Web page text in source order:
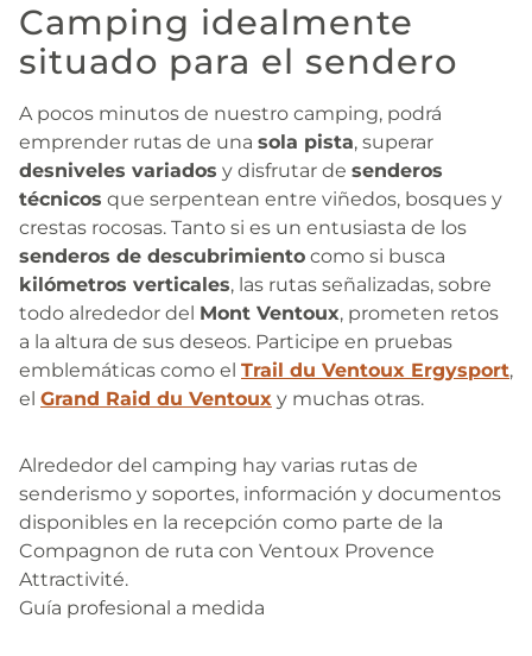
Camping idealmente
situado para el sendero
A pocos minutos de nuestro camping, podrá
emprender rutas de una sola pista, superar
desniveles variados y disfrutar de senderos
técnicos que serpentean entre viñedos, bosques y
crestas rocosas. Tanto si es un entusiasta de los
senderos de descubrimiento como si busca
kilómetros verticales, las rutas señalizadas, sobre
todo alrededor del Mont Ventoux, prometen retos
a la altura de sus deseos. Participe en pruebas
emblemáticas como el Trail du Ventoux Ergysport,
el Grand Raid du Ventoux y muchas otras.
Alrededor del camping hay varias rutas de
senderismo y soportes, información y documentos
disponibles en la recepción como parte de la
Compagnon de ruta con Ventoux Provence
Attractivité.
Guía profesional a medida